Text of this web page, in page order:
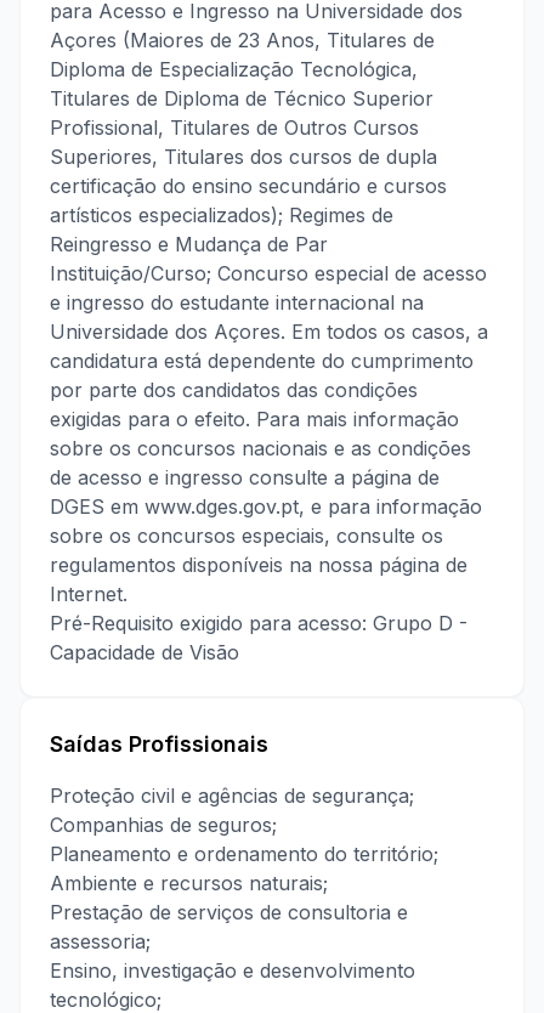
para Acesso e Ingresso na Universidade dos
Açores (Maiores de 23 Anos, Titulares de
Diploma de Especialização Tecnológica,
Titulares de Diploma de Técnico Superior
Profissional, Titulares de Outros Cursos
Superiores, Titulares dos cursos de dupla
certificação do ensino secundário e cursos
artísticos especializados); Regimes de
Reingresso e Mudança de Par
Instituição/Curso; Concurso especial de acesso
e ingresso do estudante internacional na
Universidade dos Açores. Em todos os casos, a
candidatura está dependente do cumprimento
por parte dos candidatos das condições
exigidas para o efeito. Para mais informação
sobre os concursos nacionais e as condições
de acesso e ingresso consulte a página de
DGES em www.dges.gov.pt, e para informação
sobre os concursos especiais, consulte os
regulamentos disponíveis na nossa página de
Internet.
Pré-Requisito exigido para acesso: Grupo D -
Capacidade de Visão
Saídas Profissionais
Proteção civil e agências de segurança;
Companhias de seguros;
Planeamento e ordenamento do território;
Ambiente e recursos naturais;
Prestação de serviços de consultoria e
assessoria;
Ensino, investigação e desenvolvimento
tecnológico;